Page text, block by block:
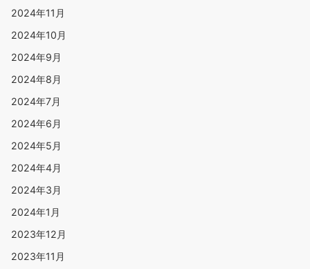
2024年11月
2024年10月
2024年9月
2024年8月
2024年7月
2024年6月
2024年5月
2024年4月
2024年3月
2024年1月
2023年12月
2023年11月